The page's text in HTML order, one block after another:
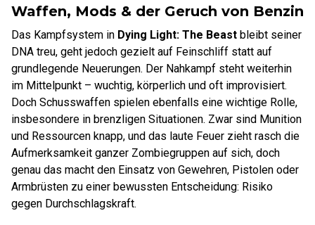
Waffen, Mods & der Geruch von Benzin
Das Kampfsystem in Dying Light: The Beast bleibt seiner
DNA treu, geht jedoch gezielt auf Feinschliff statt auf
grundlegende Neuerungen. Der Nahkampf steht weiterhin
im Mittelpunkt – wuchtig, körperlich und oft improvisiert.
Doch Schusswaffen spielen ebenfalls eine wichtige Rolle,
insbesondere in brenzligen Situationen. Zwar sind Munition
und Ressourcen knapp, und das laute Feuer zieht rasch die
Aufmerksamkeit ganzer Zombiegruppen auf sich, doch
genau das macht den Einsatz von Gewehren, Pistolen oder
Armbrüsten zu einer bewussten Entscheidung: Risiko
gegen Durchschlagskraft.